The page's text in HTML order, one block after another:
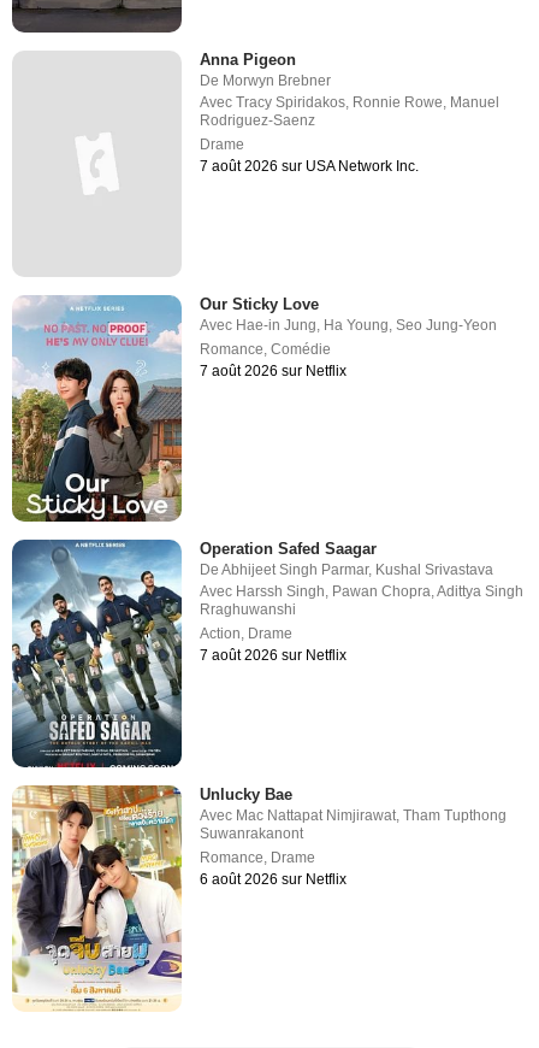
Anna Pigeon
De Morwyn Brebner
AvecTracy Spiridakos Ronnie Rowe Manuel
Rodriguez-Saenz
Drame
7 août 2026 sur USA Network Inc.
Our Sticky Love
Avec Hae-in Jung, Ha Young,Seo Jung-Yeon
Romance,Comédie
7 août 2026 sur Netflix
Operation Safed Saagar
DeAbhijeet Singh Parmar, Kushal Srivastava
Avec Harssh Singh, Pawan Chopra,Adittya Singh
Rraghuwanshi
Action, Drame
7 août 2026 sur Netflix
Unlucky Bae
Avec Mac Nattapat Nimjirawat ,Tham Tupthong
Suwanrakanont
Romance Drame
6 août 2026 sur Netflix